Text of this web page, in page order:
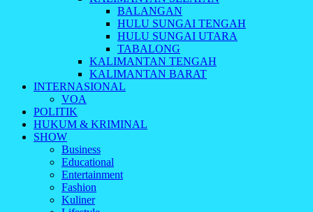
BALANGAN
HULU SUNGAI TENGAH
HULU SUNGAI UTARA
TABALONG
KALIMANTAN TENGAH
KALIMANTAN BARAT
INTERNASIONAL
VOA
POLITIK
HUKUM & KRIMINAL
SHOW
Business
Educational
Entertainment
Fashion
Kuliner